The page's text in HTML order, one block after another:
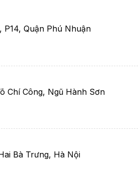
P14, Quận Phú Nhuận
Chí Công, Ngũ Hành Sơn
Bà Trưng, Hà Nội